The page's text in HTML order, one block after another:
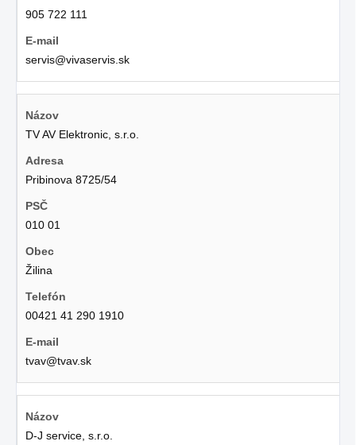
905 722 111
servis@vivaservis.sk
TV AV Elektronic, s.r.o.
Pribinova 8725/54
010 01
Žilina
00421 41 290 1910
tvav@tvav.sk
D-J service, s.r.o.